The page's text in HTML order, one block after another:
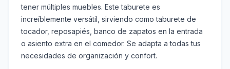
tener múltiples muebles. Este taburete es
increíblemente versátil, sirviendo como taburete de
tocador, reposapiés, banco de zapatos en la entrada
o asiento extra en el comedor. Se adapta a todas tus
necesidades de organización y confort.